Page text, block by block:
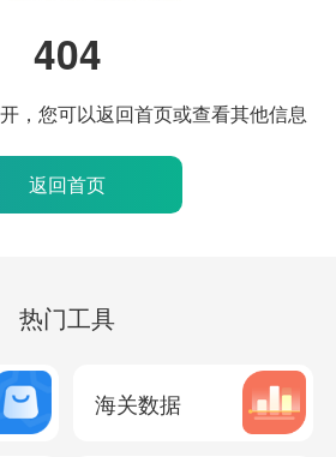
404
，您可以返回首页或查看其他信息
返回首页
热门工具
海关数据